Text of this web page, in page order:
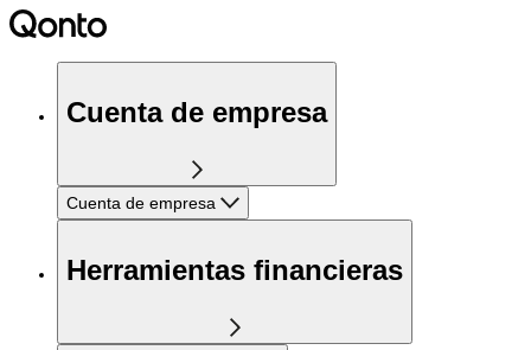
Cuenta de empresa
Cuenta de empresa
Herramientas financieras